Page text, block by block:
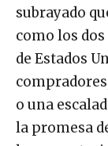
subrayado
como los
de Estados
o una
la promesa